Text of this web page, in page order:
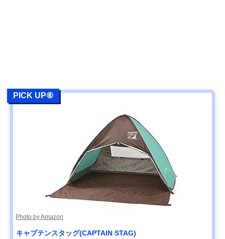
PICK UP⑥
Photo by Amazon
キャプテンスタッグ(CAPTAIN STAG)